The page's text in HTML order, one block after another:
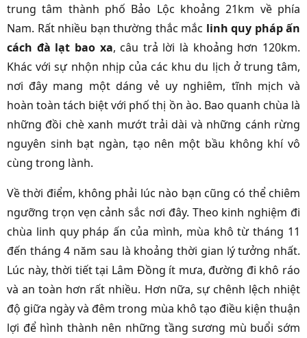
trung tâm thành phố Bảo Lộc khoảng 21km về phía
Nam. Rất nhiều bạn thường thắc mắc linh quy pháp ấn
cách đà lạt bao xa, câu trả lời là khoảng hơn 120km.
Khác với sự nhộn nhịp của các khu du lịch ở trung tâm,
nơi đây mang một dáng vẻ uy nghiêm, tĩnh mịch và
hoàn toàn tách biệt với phố thị ồn ào. Bao quanh chùa là
những đồi chè xanh mướt trải dài và những cánh rừng
nguyên sinh bạt ngàn, tạo nên một bầu không khí vô
cùng trong lành.
Về thời điểm, không phải lúc nào bạn cũng có thể chiêm
ngưỡng trọn vẹn cảnh sắc nơi đây. Theo kinh nghiệm đi
chùa linh quy pháp ấn của mình, mùa khô từ tháng 11
đến tháng 4 năm sau là khoảng thời gian lý tưởng nhất.
Lúc này, thời tiết tại Lâm Đồng ít mưa, đường đi khô ráo
và an toàn hơn rất nhiều. Hơn nữa, sự chênh lệch nhiệt
độ giữa ngày và đêm trong mùa khô tạo điều kiện thuận
lợi để hình thành nên những tầng sương mù buổi sớm